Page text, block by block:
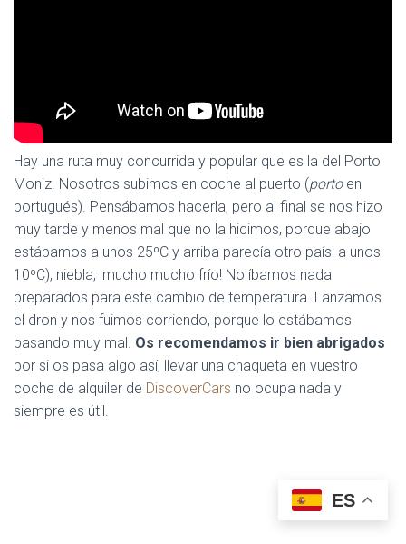
Hay una ruta muy concurrida y popular que es la del Porto
Moniz. Nosotros subimos en coche al puerto (portoen
portugués). Pensábamos hacerla, pero al final se nos hizo
muy tarde y menos mal que no la hicimos, porque abajo
estábamos a unos 25ºC y arriba parecía otro país: a unos
10ºC), niebla, ¡mucho mucho frío! No íbamos nada
preparados para este cambio de temperatura. Lanzamos
el dron y nos fuimos corriendo, porque lo estábamos
pasando muy mal. Os recomendamos ir bien abrigados
por si os pasa algo así, llevar una chaqueta en vuestro
coche de alquiler de DiscoverCars no ocupa nada y
siempre es útil.
ES